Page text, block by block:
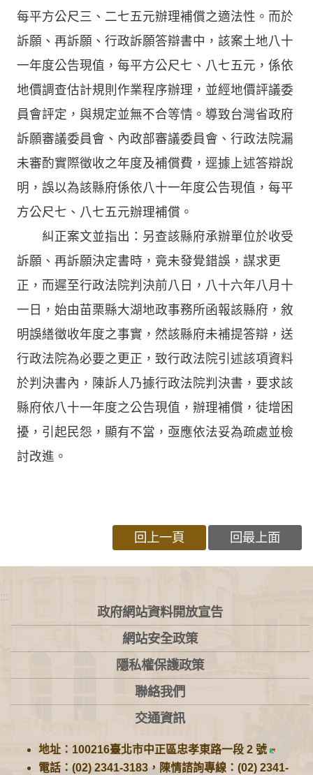
每平方公尺三、二七五元辦理補償之適法性。而於
訴願、再訴願、行政訴願答辯書中，該案土地八十
一年度公告現值，每平方公尺七、八七五元，係依
地價調查估計規則作業程序辦理，並經地價評議委
員會評定，與規定並無不合等情。導致台灣省政府
訴願審議委員會、內政部審議委員會、行政法院漏
未審酌實際徵收之年度及補償費，逕據上述答辯說
明，誤以為該縣府係依八十一年度公告現值，每平
方公尺七、八七五元辦理補償。
糾正案文並指出：另查該縣府承辦單位於收受
訴願、再訴願決定書時，竟未發覺錯誤，謀求更
正，而遲至行政法院判決前八日，八十六年八月十
一日，始由苗栗縣大湖地政事務所函報該縣府，敘
明誤繕徵收年度之事實，然該縣府未補提答辯，送
行政法院為必要之更正，致行政法院引述該項資料
於判決書內，陳訴人乃據行政法院判決書，要求該
縣府依八十一年度之公告現值，辦理補償，徒增困
擾，引起民怨，顯有不當，亟應依法妥為疏處並檢
討改進。
回上一頁 回最上面
:::
政府網站資料開放宣告
網站安全政策
隱私權保護政策
聯絡我們
交通資訊
地址：100216臺北市中正區忠孝東路一段 2 號
電話：(02) 2341-3183，陳情諮詢專線：(02) 2341-